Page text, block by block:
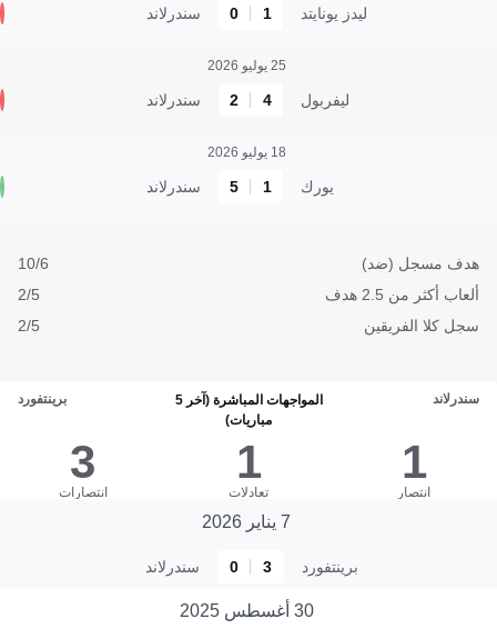
ليدز يونايتد 1
0 سندرلاند
25 يوليو 2026
ليفربول 4
2 سندرلاند
18 يوليو 2026
يورك 1
5 سندرلاند
هدف مسجل (ضد)
10/6
ألعاب أكثر من 2.5 هدف
2/5
سجل كلا الفريقين
2/5
سندرلاند
المواجهات المباشرة (آخر 5
مباريات)
برينتفورد
1
انتصار
1
تعادلات
3
انتصارات
7 يناير 2026
برينتفورد 3
0 سندرلاند
30 أغسطس 2025